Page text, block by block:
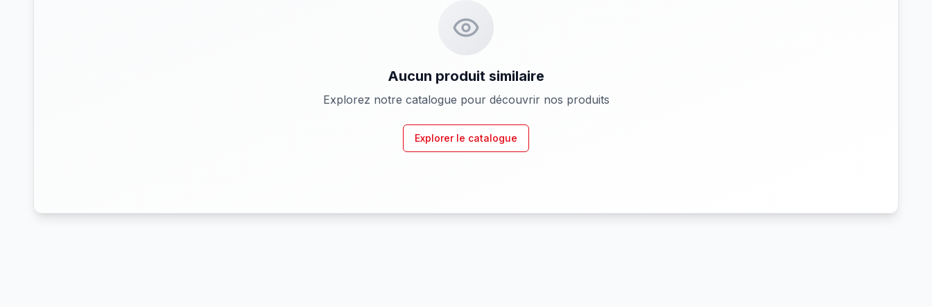
Aucun produit similaire
Explorez notre catalogue pour découvrir nos produits
Explorer le catalogue